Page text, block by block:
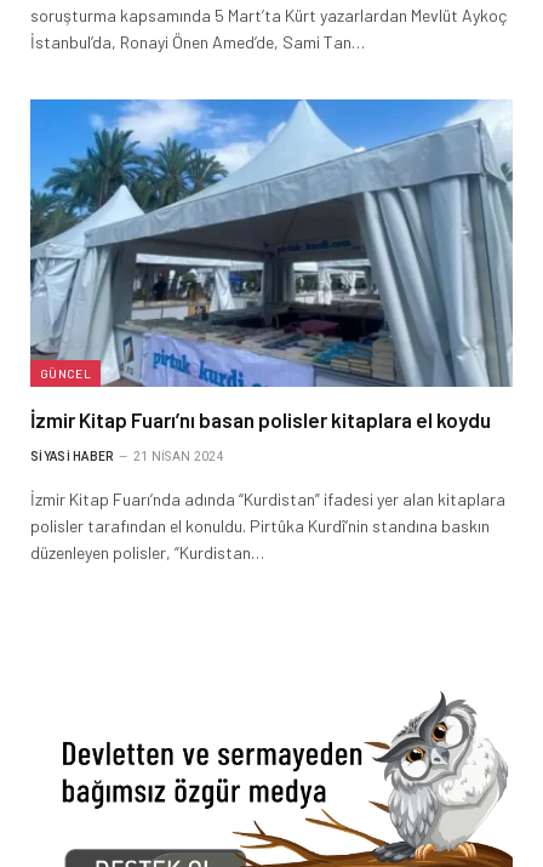
soruşturma kapsamında 5 Mart’ta Kürt yazarlardan Mevlüt Aykoç
İstanbul’da, Ronayi Önen Amed’de, Sami Tan…
GÜNCEL
İzmir Kitap Fuarı’nı basan polisler kitaplara el koydu
SIYASI HABER 21 NISAN 2024
İzmir Kitap Fuarı’nda adında “Kurdistan” ifadesi yer alan kitaplara
polisler tarafından el konuldu. Pirtûka Kurdî’nin standına baskın
düzenleyen polisler, “Kurdistan…